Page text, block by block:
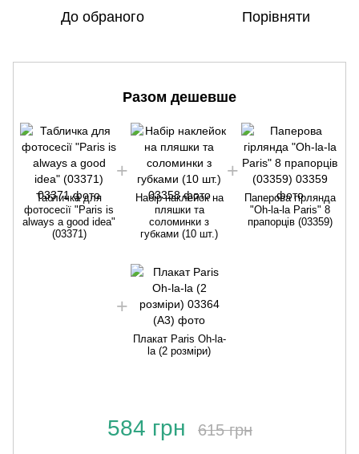
До обраного Порівняти
Разом дешевше
Табличка для
фотосесії "Paris is
always a good idea"
(03371)
Набір наклейок на
пляшки та
соломинки з
губками (10 шт.)
Паперова гірлянда
"Oh-la-la Paris" 8
прапорців (03359)
Плакат Paris Oh-la-
la (2 розміри)
584 грн 615 грн